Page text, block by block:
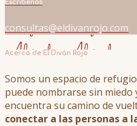
Escríbenos
consultas@eldivanrojo.com
Acerca de El Diván Rojo
Somos un espacio de
puede nombrarse sin miedo
encuentra su camino de
conectar a las personas a